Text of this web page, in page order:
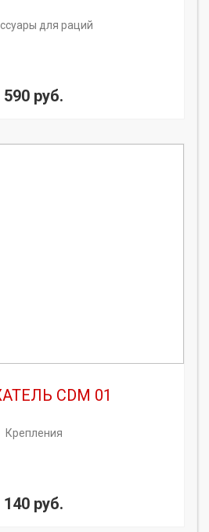
для раций
590 руб.
CDM 01
Крепления
140 руб.